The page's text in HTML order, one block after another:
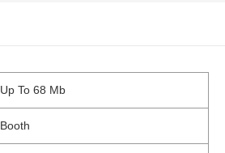
Up To 68 Mb
Booth